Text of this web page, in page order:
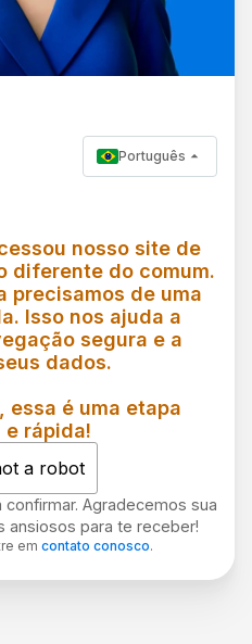
Português
nosso site de
diferente do comum.
precisamos de uma
Isso nos ajuda a
segura e a
dados.
essa é uma etapa
e rápida!
a robot
confirmar. Agradecemos sua
ansiosos para te receber!
em contato conosco.